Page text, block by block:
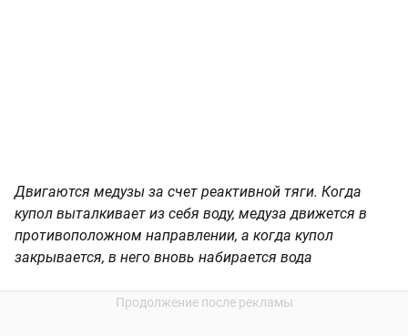
Двигаются медузы за счет реактивной тяги. Когда
купол выталкивает из себя воду, медуза движется в
противоположном направлении, а когда купол
закрывается, в него вновь набирается вода